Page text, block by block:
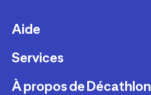
Aide
Livraison
Retours et échanges
Services
Programme de fidélité
À propos de Décathlon